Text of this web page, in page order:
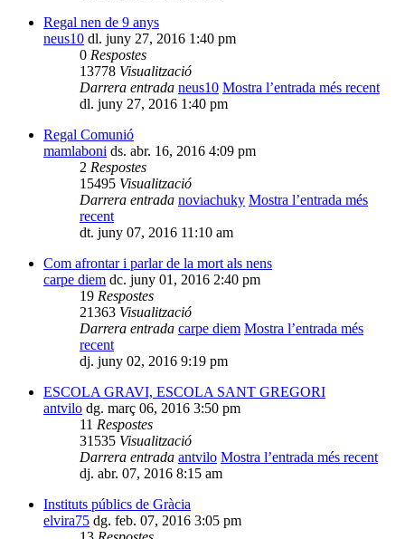
Regal nen de 9 anys
neus10 dl. juny 27, 2016 1:40 pm
0 Respostes
13778 Visualització
Darrera entrada neus10 Mostra l’entrada més recent
dl. juny 27, 2016 1:40 pm
Regal Comunió
mamlaboni ds. abr. 16, 2016 4:09 pm
2 Respostes
15495 Visualització
Darrera entrada noviachuky Mostra l’entrada més
recent
dt. juny 07, 2016 11:10 am
Com afrontar i parlar de la mort als nens
carpe diem dc. juny 01, 2016 2:40 pm
19 Respostes
21363 Visualització
Darrera entrada carpe diem Mostra l’entrada més
recent
dj. juny 02, 2016 9:19 pm
ESCOLA GRAVI, ESCOLA SANT GREGORI
antvilo dg. març 06, 2016 3:50 pm
11 Respostes
31535 Visualització
Darrera entrada antvilo Mostra l’entrada més recent
dj. abr. 07, 2016 8:15 am
Instituts públics de Gràcia
elvira75 dg. feb. 07, 2016 3:05 pm